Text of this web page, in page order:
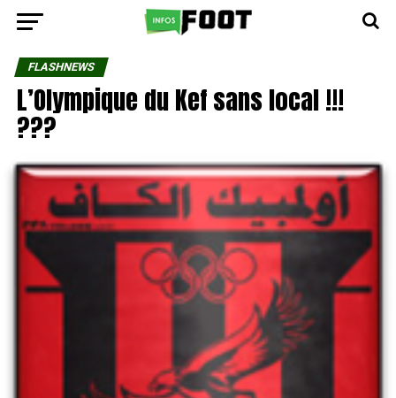
FLASHNEWS
L’Olympique du Kef sans local !!!
???